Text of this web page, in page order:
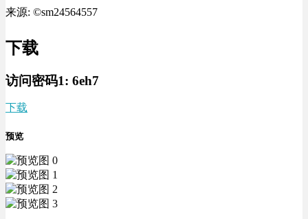
来源: ©sm24564557
下载
访问密码1: 6eh7
下载
预览